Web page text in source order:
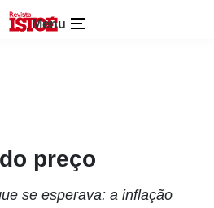
Menu
preço
se esperava: a inflação